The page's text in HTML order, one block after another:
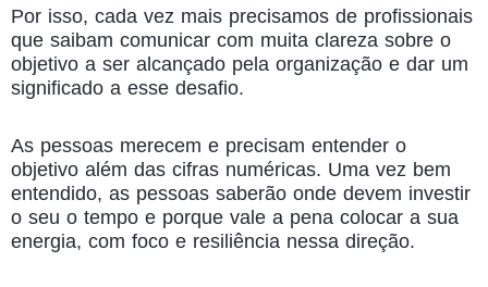
Por isso, cada vez mais precisamos de profissionais
que saibam comunicar com muita clareza sobre o
objetivo a ser alcançado pela organização e dar um
significado a esse desafio.
As pessoas merecem e precisam entender o
objetivo além das cifras numéricas. Uma vez bem
entendido, as pessoas saberão onde devem investir
o seu o tempo e porque vale a pena colocar a sua
energia, com foco e resiliência nessa direção.